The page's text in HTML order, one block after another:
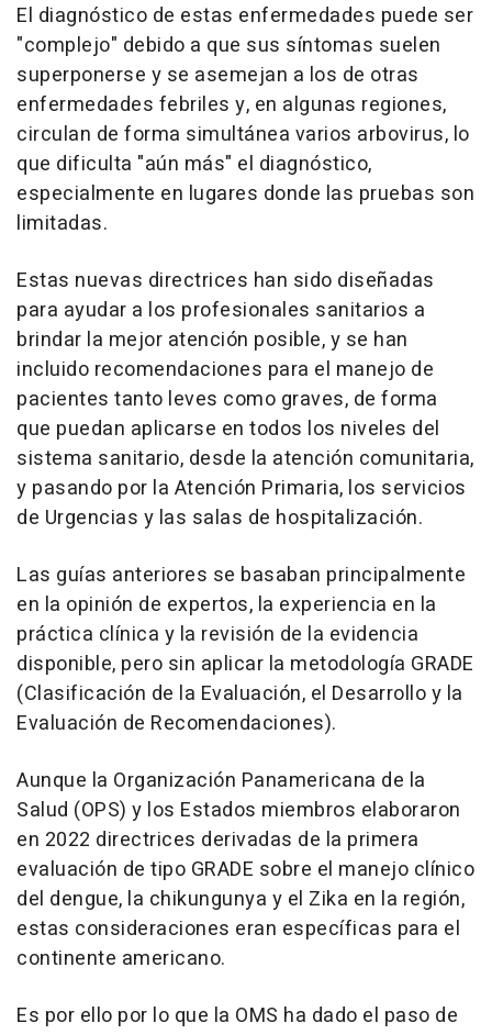
El diagnóstico de estas enfermedades puede ser
"complejo" debido a que sus síntomas suelen
superponerse y se asemejan a los de otras
enfermedades febriles y, en algunas regiones,
circulan de forma simultánea varios arbovirus, lo
que dificulta "aún más" el diagnóstico,
especialmente en lugares donde las pruebas son
limitadas.
Estas nuevas directrices han sido diseñadas
para ayudar a los profesionales sanitarios a
brindar la mejor atención posible, y se han
incluido recomendaciones para el manejo de
pacientes tanto leves como graves, de forma
que puedan aplicarse en todos los niveles del
sistema sanitario, desde la atención comunitaria,
y pasando por la Atención Primaria, los servicios
de Urgencias y las salas de hospitalización.
Las guías anteriores se basaban principalmente
en la opinión de expertos, la experiencia en la
práctica clínica y la revisión de la evidencia
disponible, pero sin aplicar la metodología GRADE
(Clasificación de la Evaluación, el Desarrollo y la
Evaluación de Recomendaciones).
Aunque la Organización Panamericana de la
Salud (OPS) y los Estados miembros elaboraron
en 2022 directrices derivadas de la primera
evaluación de tipo GRADE sobre el manejo clínico
del dengue, la chikungunya y el Zika en la región,
estas consideraciones eran específicas para el
continente americano.
Es por ello por lo que la OMS ha dado el paso de